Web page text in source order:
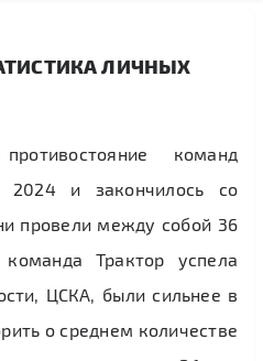
ЛИЧНЫХ
команд
2024 и закончилось со
провели между собой 36
Трактор успела
ЦСКА, были сильнее в
о среднем количестве